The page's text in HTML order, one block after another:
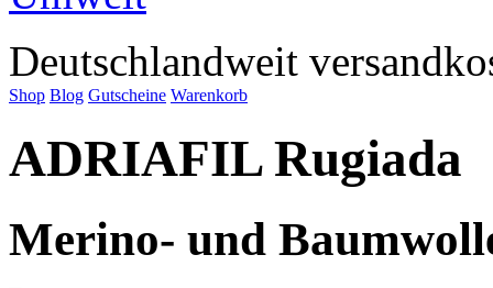
Deutschlandweit
Shop Blog Gutscheine Warenkorb
ADRIAFIL Rugiada
Merino- und